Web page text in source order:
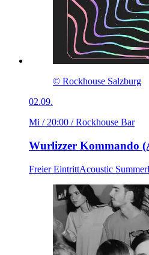
© Rockhouse Salzburg
02.09.
Mi / 20:00 / Rockhouse Bar
Wurlizzer Kommando
Freier EintrittAcoustic Summer